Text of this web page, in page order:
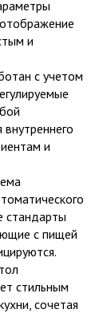
и
с учетом
и
стандарты
с пищей
стильным
сочетая